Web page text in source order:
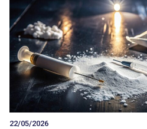
22/05/2026